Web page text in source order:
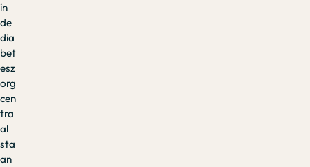
in
de
dia
bet
esz
org
cen
tra
al
sta
an